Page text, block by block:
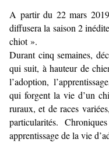
A partir du 22 mars
diffusera la saison 2
chiot ».
Durant cinq semaines,
qui suit, à hauteur de
l’adoption,
qui forgent la vie d’un
ruraux, et de races
particularités.
apprentissage de la vie